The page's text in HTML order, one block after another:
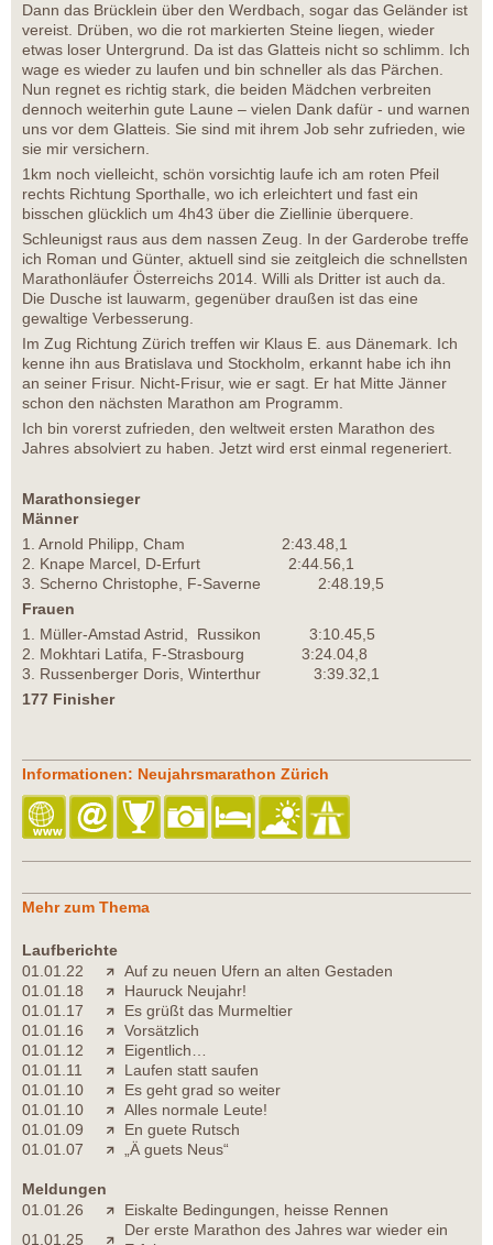
Dann das Brücklein über den Werdbach, sogar das Geländer ist
vereist. Drüben, wo die rot markierten Steine liegen, wieder
etwas loser Untergrund. Da ist das Glatteis nicht so schlimm. Ich
wage es wieder zu laufen und bin schneller als das Pärchen.
Nun regnet es richtig stark, die beiden Mädchen verbreiten
dennoch weiterhin gute Laune – vielen Dank dafür - und warnen
uns vor dem Glatteis. Sie sind mit ihrem Job sehr zufrieden, wie
sie mir versichern.
1km noch vielleicht, schön vorsichtig laufe ich am roten Pfeil
rechts Richtung Sporthalle, wo ich erleichtert und fast ein
bisschen glücklich um 4h43 über die Ziellinie überquere.
Schleunigst raus aus dem nassen Zeug. In der Garderobe treffe
ich Roman und Günter, aktuell sind sie zeitgleich die schnellsten
Marathonläufer Österreichs 2014. Willi als Dritter ist auch da.
Die Dusche ist lauwarm, gegenüber draußen ist das eine
gewaltige Verbesserung.
Im Zug Richtung Zürich treffen wir Klaus E. aus Dänemark. Ich
kenne ihn aus Bratislava und Stockholm, erkannt habe ich ihn
an seiner Frisur. Nicht-Frisur, wie er sagt. Er hat Mitte Jänner
schon den nächsten Marathon am Programm.
Ich bin vorerst zufrieden, den weltweit ersten Marathon des
Jahres absolviert zu haben. Jetzt wird erst einmal regeneriert.
Marathonsieger
Männer
1. Arnold Philipp, Cham 2:43.48,1
2. Knape Marcel, D-Erfurt 2:44.56,1
3. Scherno Christophe, F-Saverne 2:48.19,5
Frauen
1. Müller-Amstad Astrid, Russikon 3:10.45,5
2. Mokhtari Latifa, F-Strasbourg 3:24.04,8
3. Russenberger Doris, Winterthur 3:39.32,1
177 Finisher
Informationen: Neujahrsmarathon Zürich
Mehr zum Thema
Laufberichte
01.01.22
Auf zu neuen Ufern an alten Gestaden
01.01.18
Hauruck Neujahr!
01.01.17
Es grüßt das Murmeltier
01.01.16
Vorsätzlich
01.01.12
Eigentlich…
01.01.11
Laufen statt saufen
01.01.10
Es geht grad so weiter
01.01.10
Alles normale Leute!
01.01.09
En guete Rutsch
01.01.07
„Ä guets Neus“
Meldungen
01.01.26
Eiskalte Bedingungen, heisse Rennen
01.01.25
Der erste Marathon des Jahres war wieder ein